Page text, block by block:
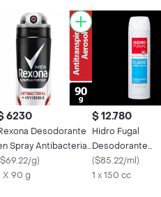
6230
Desodorante
Spray Antibacterial
Invisible
$69.22/g)
X 90 g
$ 12.780
Hidro Fugal
Desodorante
Antitranspirante
($85.22/ml)
1 x 150 cc